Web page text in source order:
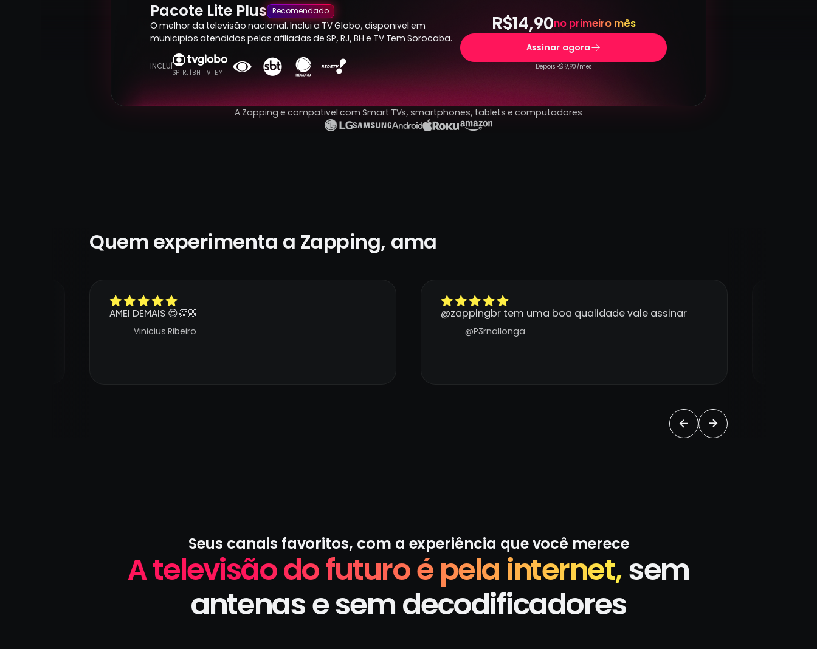
Pacote Lite Plus Recomendado
O melhor da televisão nacional. Inclui a TV Globo, disponível em
municípios atendidos pelas afiliadas de SP, RJ, BH e TV Tem Sorocaba.
INCLUÍ
SP | RJ | BH | TV TEM
R$14,90no primeiro mês
Assinar agora
Depois R$19,90 /mês
A Zapping é compatível com Smart TVs, smartphones, tablets e computadores
Quem experimenta a Zapping, ama
AMEI DEMAIS 😍👏🏼
Vinicius Ribeiro
@zappingbr tem uma boa qualidade vale assinar
@P3rnallonga
Seus canais favoritos, com a experiência que você merece
A televisão do futuro é pela internet, sem
antenas e sem decodificadores